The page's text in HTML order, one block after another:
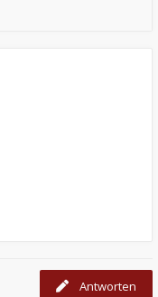
Antworten